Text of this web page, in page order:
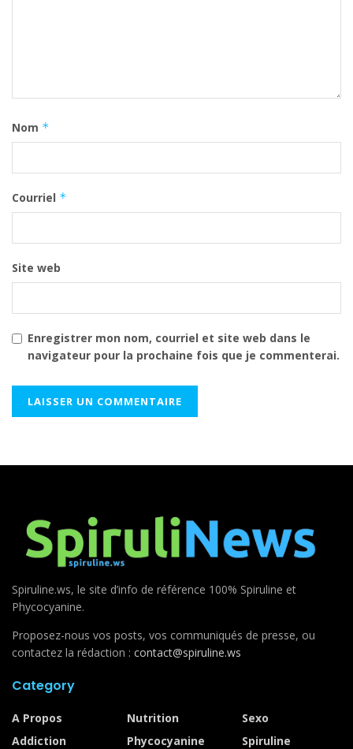
Nom *
Courriel *
Site web
Enregistrer mon nom, courriel et site web dans le
navigateur pour la prochaine fois que je commenterai.
Spiruline.ws, le site d’info de référence 100% Spiruline et
Phycocyanine.
Proposez-nous vos posts, vos communiqués de presse, ou
contactez la rédaction : contact@spiruline.ws
Category
A Propos
Addiction
Nutrition
Phycocyanine
Sexo
Spiruline